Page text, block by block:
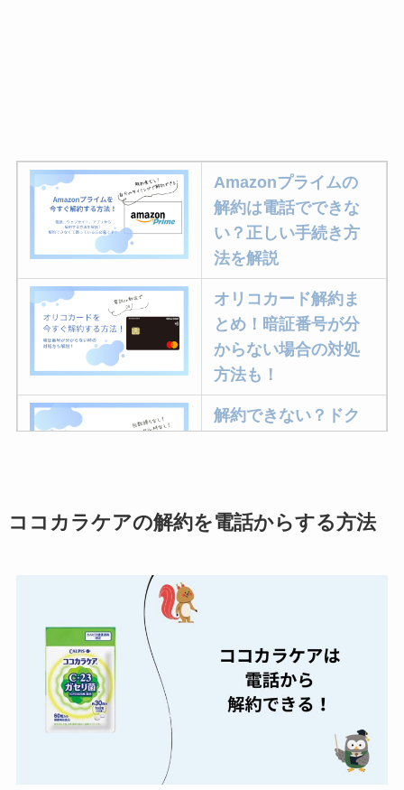
Amazonプライムの
解約は電話でできな
い？正しい手続き方
法を解説
オリコカード解約ま
とめ！暗証番号が分
からない場合の対処
方法も！
解約できない？ドク
ミュゼプラチナムの
レミノの解約方法ま
とめ！最短手続きや
ベストタイミングを
ユンス美容液の解約
ココカラケアの解約を電話からする方法